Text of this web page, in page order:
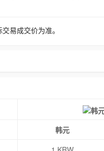
易成交价为准。
韩元